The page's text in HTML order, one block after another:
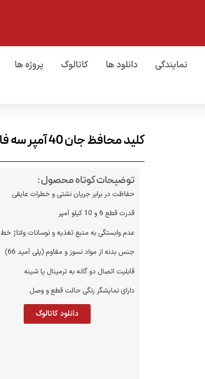
نمایندگی دانلود ها کاتالوگ پروژه ها
کلید محافظ جان 40 آمپر سه فاز – 30 میلی آمپر
توضیحات کوتاه محصول :
حفاظت در برابر جریان نشتی و خطرات عایقی
قدرت قطع 6 و 10 کیلو آمپر
عدم وابستگی به منبع تغذیه و نوسانات ولتاژ خط
جنس بدنه از مواد نسوز و مقاوم (پلی آمید 66)
قابلیت اتصال دو گانه به ترمینال یا شینه
دارای نمایشگر رنگی حالت قطع و وصل
دانلود کاتالوگ